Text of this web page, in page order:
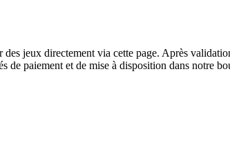
des jeux directement via cette page. Après
de paiement et de mise à disposition dans notre